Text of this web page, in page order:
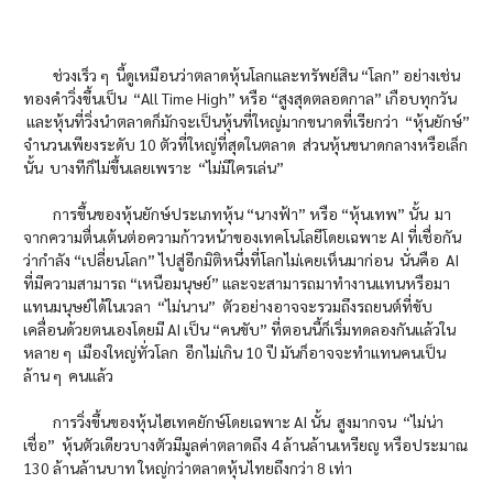
ช่วงเร็ว ๆ นี้ดูเหมือนว่าตลาดหุ้นโลกและทรัพย์สิน “โลก” อย่างเช่น
ทองคำวิ่งขึ้นเป็น “All Time High” หรือ “สูงสุดตลอดกาล” เกือบทุกวัน
และหุ้นที่วิ่งนำตลาดก็มักจะเป็นหุ้นที่ใหญ่มากขนาดที่เรียกว่า “หุ้นยักษ์”
จำนวนเพียงระดับ 10 ตัวที่ใหญ่ที่สุดในตลาด ส่วนหุ้นขนาดกลางหรือเล็ก
นั้น บางทีก็ไม่ขึ้นเลยเพราะ “ไม่มีใครเล่น”
การขึ้นของหุ้นยักษ์ประเภทหุ้น “นางฟ้า” หรือ “หุ้นเทพ” นั้น มา
จากความตื่นเต้นต่อความก้าวหน้าของเทคโนโลยีโดยเฉพาะ AI ที่เชื่อกัน
ว่ากำลัง “เปลี่ยนโลก” ไปสู่อีกมิติหนึ่งที่โลกไม่เคยเห็นมาก่อน นั่นคือ AI
ที่มีความสามารถ “เหนือมนุษย์” และจะสามารถมาทำงานแทนหรือมา
แทนมนุษย์ได้ในเวลา “ไม่นาน” ตัวอย่างอาจจะรวมถึงรถยนต์ที่ขับ
เคลื่อนด้วยตนเองโดยมี AI เป็น “คนขับ” ที่ตอนนี้ก็เริ่มทดลองกันแล้วใน
หลาย ๆ เมืองใหญ่ทั่วโลก อีกไม่เกิน 10 ปี มันก็อาจจะทำแทนคนเป็น
ล้าน ๆ คนแล้ว
การวิ่งขึ้นของหุ้นไฮเทคยักษ์โดยเฉพาะ AI นั้น สูงมากจน “ไม่น่า
เชื่อ” หุ้นตัวเดียวบางตัวมีมูลค่าตลาดถึง 4 ล้านล้านเหรียญ หรือประมาณ
130 ล้านล้านบาท ใหญ่กว่าตลาดหุ้นไทยถึงกว่า 8 เท่า